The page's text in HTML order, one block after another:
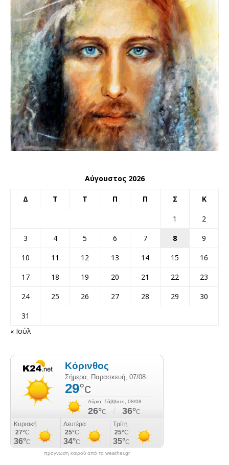
Αύγουστος 2026
Δ Τ Τ Π Π Σ Κ
1
2
3
4 5 6 7 8
9
10
11 12 13 14 15
16
17
18 19 20 21 22
23
24
25 26 27 28 29
30
31
« Ιούλ
πρόγνωση καιρού από το weather.gr